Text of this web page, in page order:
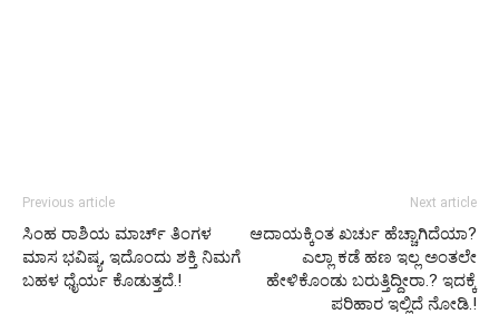
Previous article
ಸಿಂಹ ರಾಶಿಯ ಮಾರ್ಚ್ ತಿಂಗಳ
ಮಾಸ ಭವಿಷ್ಯ, ಇದೊಂದು ಶಕ್ತಿ ನಿಮಗೆ
ಬಹಳ ಧೈರ್ಯ ಕೊಡುತ್ತದೆ.!
Next article
ಆದಾಯಕ್ಕಿಂತ ಖರ್ಚು ಹೆಚ್ಚಾಗಿದೆಯಾ?
ಎಲ್ಲಾ ಕಡೆ ಹಣ ಇಲ್ಲ ಅಂತಲೇ
ಹೇಳಿಕೊಂಡು ಬರುತ್ತಿದ್ದೀರಾ.? ಇದಕ್ಕೆ
ಪರಿಹಾರ ಇಲ್ಲಿದೆ ನೋಡಿ.!